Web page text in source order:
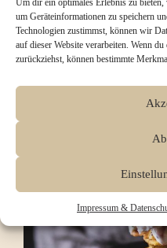
um Geräteinformationen zu speichern
Technologien zustimmst, können wir
auf dieser Website verarbeiten. Wenn
zurückziehst, können bestimmte
Impressum &
oder als sättigende Beilage
Patricia
Januar 26,